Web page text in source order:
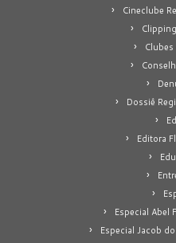
Cineclube
Dossiê
Editora
Especial Abel
Especial Jacob